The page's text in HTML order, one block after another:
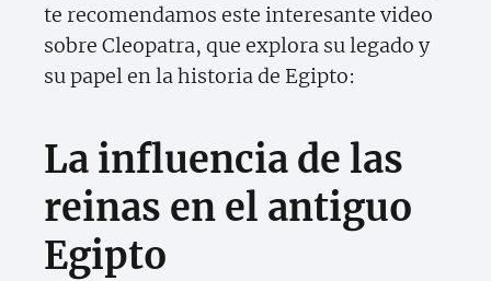
te recomendamos este interesante video
sobre Cleopatra, que explora su legado y
su papel en la historia de Egipto:
La influencia de las
reinas en el antiguo
Egipto